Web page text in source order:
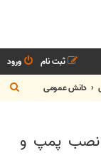
ورود
ثبت نام
دانش عمومی
ج
س
نصب پمپ و